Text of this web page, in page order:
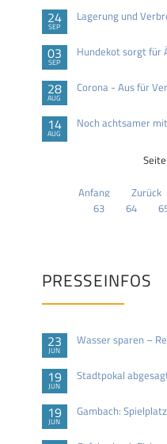
24
SEP
Lagerung und
03
SEP
Hundekot sorgt für
28
AUG
Corona - Aus für
14
AUG
Noch achtsamer
Anfang Zurück
63
64
PRESSEINFOS
23
JUN
Wasser sparen –
19
JUN
Stadtpokal
19
JUN
Gambach: